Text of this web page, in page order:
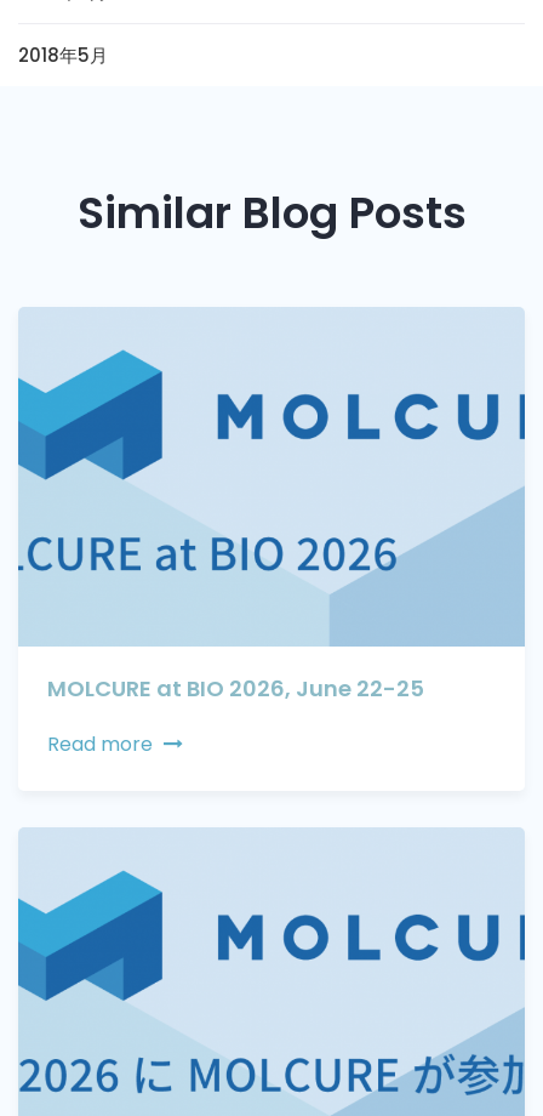
2018年5月
Similar Blog Posts
MOLCURE at BIO 2026, June 22-25
Read more